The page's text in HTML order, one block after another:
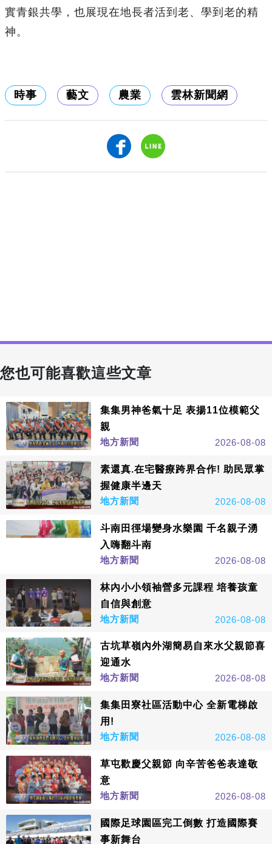
實青銀共學，也展現在地長者活到老、學到老的精
神。
時事 藝文 農業 雲林新聞網
您也可能喜歡這些文章
集集男神爸氣十足 表揚11位模範父
親
地方新聞
2026-08-08
素還真.在宅醫療跨界合作! 助民眾掌
握健康半邊天
地方新聞
2026-08-08
斗南田徑場變身水樂園 千名親子湧
入嗨翻斗南
地方新聞
2026-08-08
林內小小領袖營多元課程 培養孩童
自信與創意
地方新聞
2026-08-08
古坑草嶺內外湖簡易自來水父親節喜
迎通水
地方新聞
2026-08-08
集集田寮社區活動中心 全新電梯啟
用!
地方新聞
2026-08-08
草屯歡慶父親節 向辛苦爸爸表達敬
意
地方新聞
2026-08-08
國際足球園區完工倒數 打造國際賽
事新舞台